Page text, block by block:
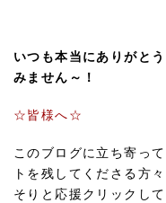
いつも本当にありがと
みません～！
☆皆様へ☆
このブログに立ち寄っ
トを残してくださる方
そりと応援クリックし